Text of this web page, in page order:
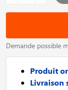
Demande possible
Produit
Livraison